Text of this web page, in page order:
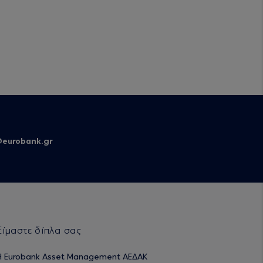
δίπλα σας
Eurobank Asset Management ΑΕΔΑΚ